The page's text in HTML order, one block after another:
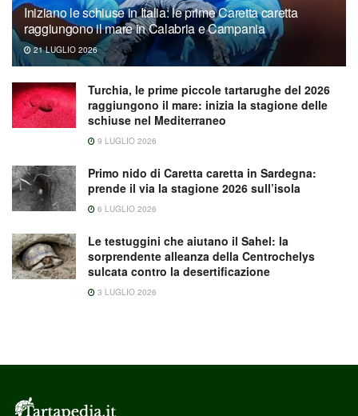
Iniziano le schiuse in Italia: le prime Caretta caretta
raggiungono il mare in Calabria e Campania
21 LUGLIO 2026
Turchia, le prime piccole tartarughe del 2026
raggiungono il mare: inizia la stagione delle
schiuse nel Mediterraneo
9 LUGLIO 2026
Primo nido di Caretta caretta in Sardegna:
prende il via la stagione 2026 sull’isola
6 LUGLIO 2026
Le testuggini che aiutano il Sahel: la
sorprendente alleanza della Centrochelys
sulcata contro la desertificazione
3 LUGLIO 2026